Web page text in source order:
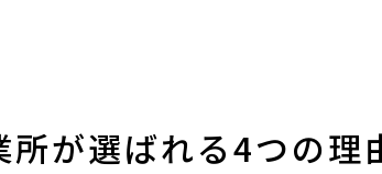
所が選ばれる4つの理